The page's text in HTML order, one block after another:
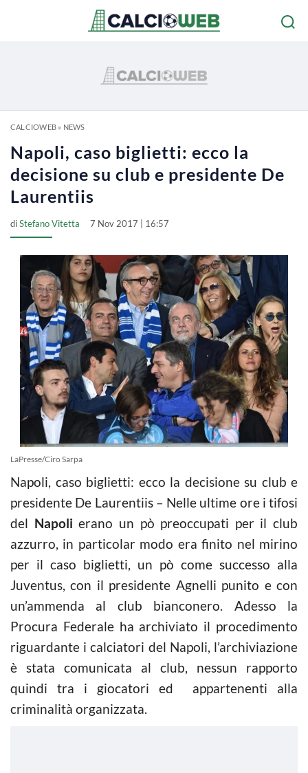
CALCIOWEB» NEWS
Napoli, caso biglietti: ecco la
decisione su club e presidente De
Laurentiis
diStefano Vitetta 7 Nov 2017 | 16:57
LaPresse/Ciro Sarpa
Napoli, caso biglietti: ecco la decisione su club e
presidente De Laurentiis – Nelle ultime ore i tifosi
del Napoli erano un pò preoccupati per il club
azzurro, in particolar modo era finito nel mirino
per il caso biglietti, un pò come successo alla
Juventus, con il presidente Agnelli punito e con
un’ammenda al club bianconero. Adesso la
Procura Federale ha archiviato il procedimento
riguardante i calciatori del Napoli, l’archiviazione
è stata comunicata al club, nessun rapporto
quindi tra i giocatori ed appartenenti alla
criminalità organizzata.